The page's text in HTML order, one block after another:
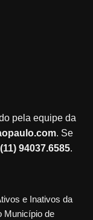
pela equipe da
. Se
94037.6585.
e Inativos da
Município de